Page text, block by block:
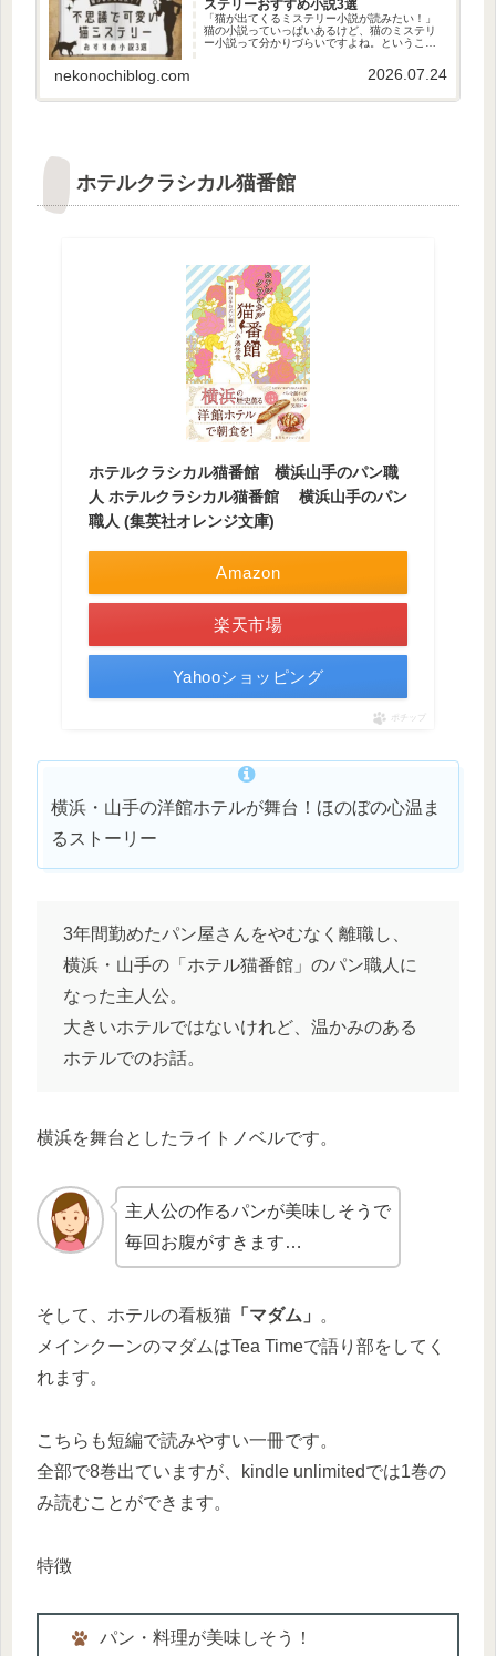
ステリーおすすめ小説3選
「猫が出てくるミステリー小説が読みたい！」
猫の小説っていっぱいあるけど、猫のミステリ
ー小説って分かりづらいですよね。ということ
てきたのでご紹介します！この記事を読めばピ
ッタリの猫のミステリー小説が見...
nekonochiblog.com 2026.07.24
ホテルクラシカル猫番館
ホテルクラシカル猫番館 横浜山手のパン職
人 ホテルクラシカル猫番館 横浜山手のパン
職人 (集英社オレンジ文庫)
Amazon
楽天市場
Yahooショッピング
ポチップ
横浜・山手の洋館ホテルが舞台！ほのぼの心温ま
るストーリー
3年間勤めたパン屋さんをやむなく離職し、
横浜・山手の「ホテル猫番館」のパン職人に
なった主人公。
大きいホテルではないけれど、温かみのある
ホテルでのお話。
横浜を舞台としたライトノベルです。
主人公の作るパンが美味しそうで
毎回お腹がすきます…
そして、ホテルの看板猫 「マダム」
。
メインクーンのマダムはTea Timeで語り部をしてく
れます。
こちらも短編で読みやすい一冊です。
全部で8巻出ていますが、kindle unlimitedでは1巻の
み読むことができます。
特徴
パン・料理が美味しそう！